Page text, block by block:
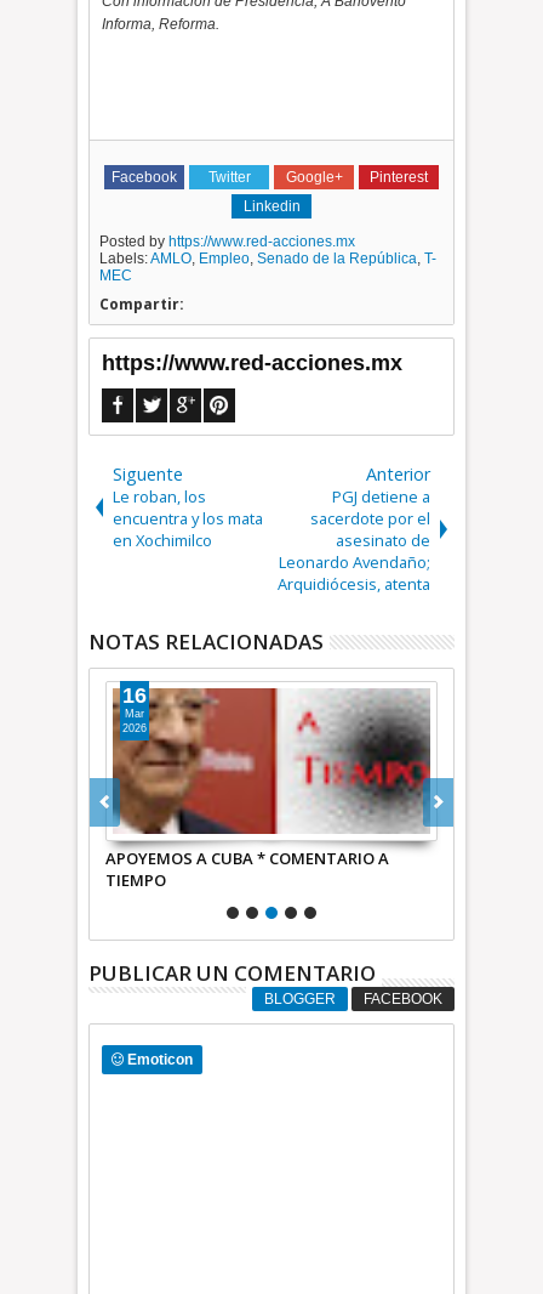
Informa, Reforma.
Facebook Twitter Google+
Pinterest
Linkedin
Posted by https://www.red-acciones.mx
Labels:AMLO, Empleo,Senado de la República,T-
MEC
Compartir:
https://www.red-acciones.mx
Siguente
Le roban, los
encuentra y los mata
en Xochimilco
Anterior
PGJ detiene a
sacerdote por el
asesinato de
Leonardo Avendaño;
Arquidiócesis, atenta
NOTAS RELACIONADAS
APOYEMOS A CUBA * COMENTARIO A
TIEMPO
16
Mar
2026
PUBLICAR UN COMENTARIO
BLOGGER FACEBOOK
Emoticon